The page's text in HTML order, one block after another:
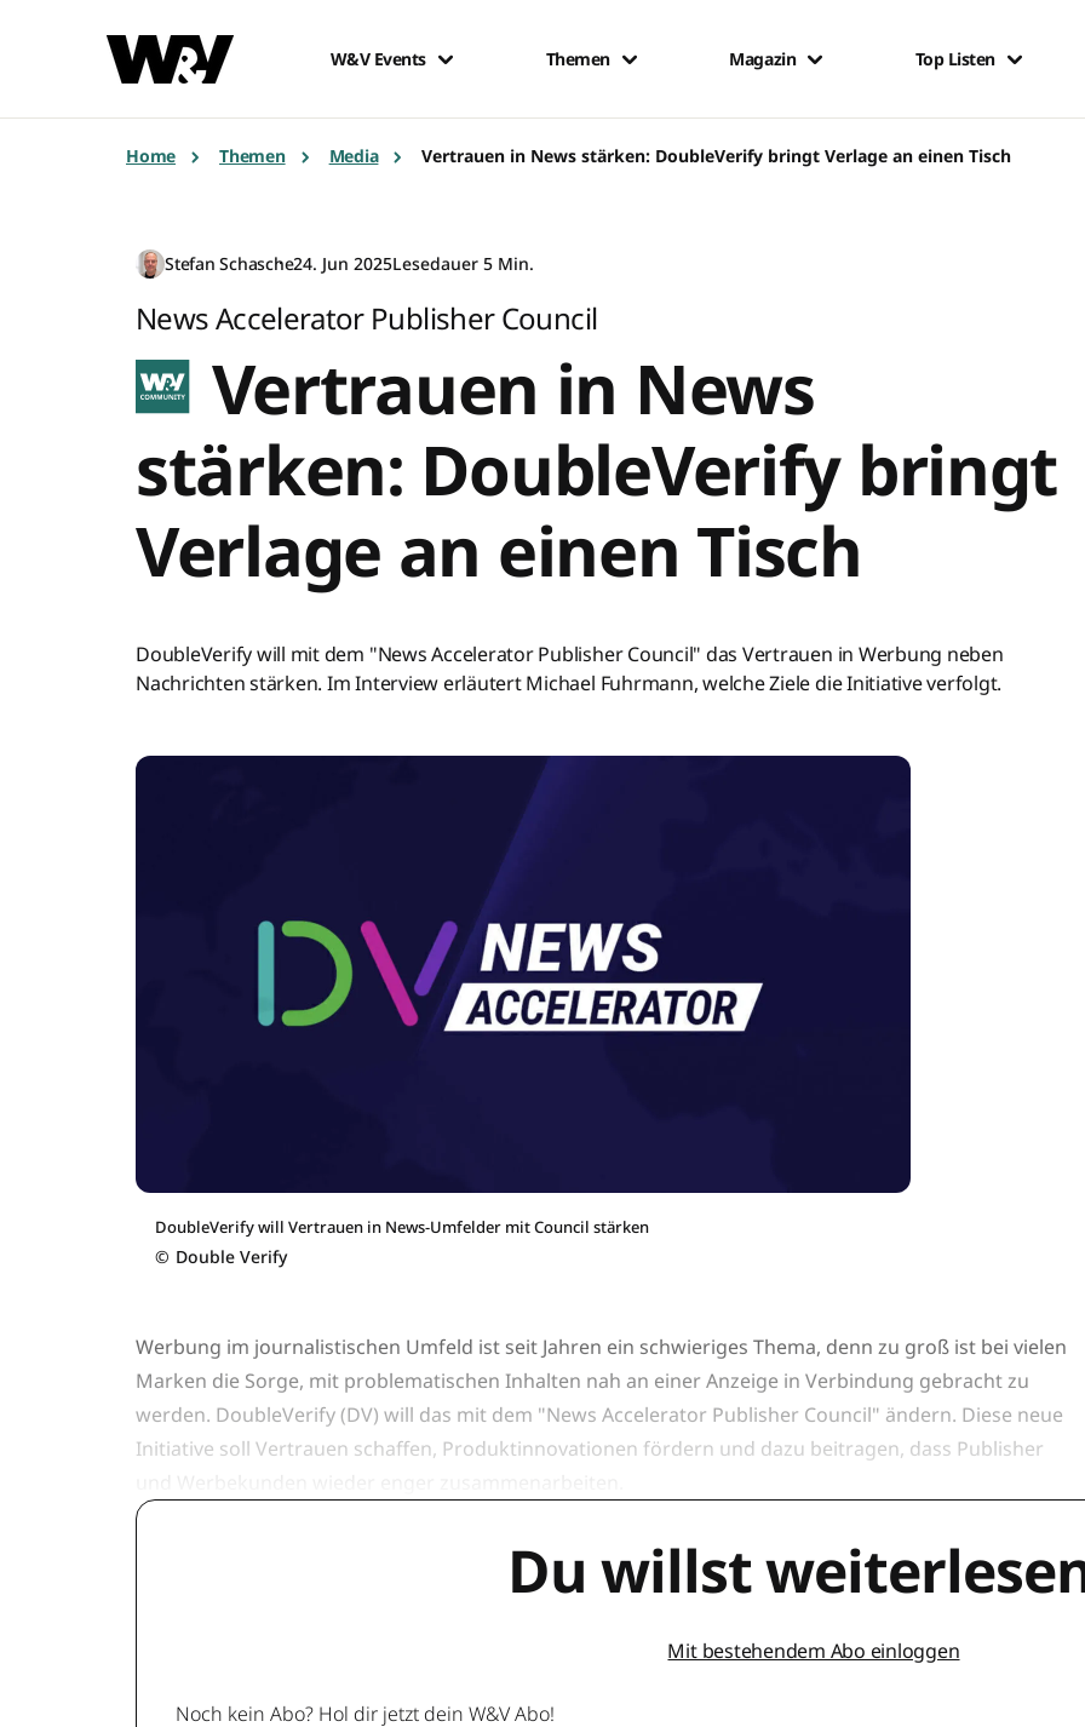
W&V Events Themen Magazin Top Listen
Home Themen Media Vertrauen in News stärken: DoubleVerify bringt Verlage an einen Tisch
Stefan Schasche24. Jun 2025Lesedauer 5 Min.
News Accelerator Publisher Council
Vertrauen in News
stärken: DoubleVerify bringt
Verlage an einen Tisch
DoubleVerify will mit dem "News Accelerator Publisher Council" das Vertrauen in Werbung neben
Nachrichten stärken. Im Interview erläutert Michael Fuhrmann, welche Ziele die Initiative verfolgt.
DoubleVerify will Vertrauen in News-Umfelder mit Council stärken
© Double Verify
Werbung im journalistischen Umfeld ist seit Jahren ein schwieriges Thema, denn zu groß ist bei vielen
Marken die Sorge, mit problematischen Inhalten nah an einer Anzeige in Verbindung gebracht zu
werden. DoubleVerify (DV) will das mit dem "News Accelerator Publisher Council" ändern. Diese neue
Initiative soll Vertrauen schaffen, Produktinnovationen fördern und dazu beitragen, dass Publisher
Du willst
Mit bestehendem Abo einloggen
Noch kein Abo? Hol dir jetzt dein W&V Abo!